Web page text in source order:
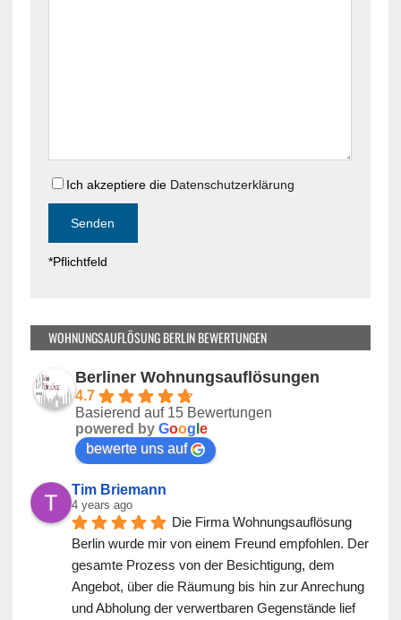
F
e
l
l
e
F
e
d
l
r
.
Ich akzeptiere die Datenschutzerklärung
*Pflichtfeld
WOHNUNGSAUFLÖSUNG BERLIN BEWERTUNGEN
Berliner Wohnungsauflösungen
4.7
Basierend auf 15 Bewertungen
powered by Goog e
bewerte uns auf
Tim Briemann
4 years ago
Die Firma Wohnungsauflösung
Berlin wurde mir von einem Freund empfohlen. Der
gesamte Prozess von der Besichtigung, dem
Angebot, über die Räumung bis hin zur Anrechung
und Abholung der verwertbaren Gegenstände lief